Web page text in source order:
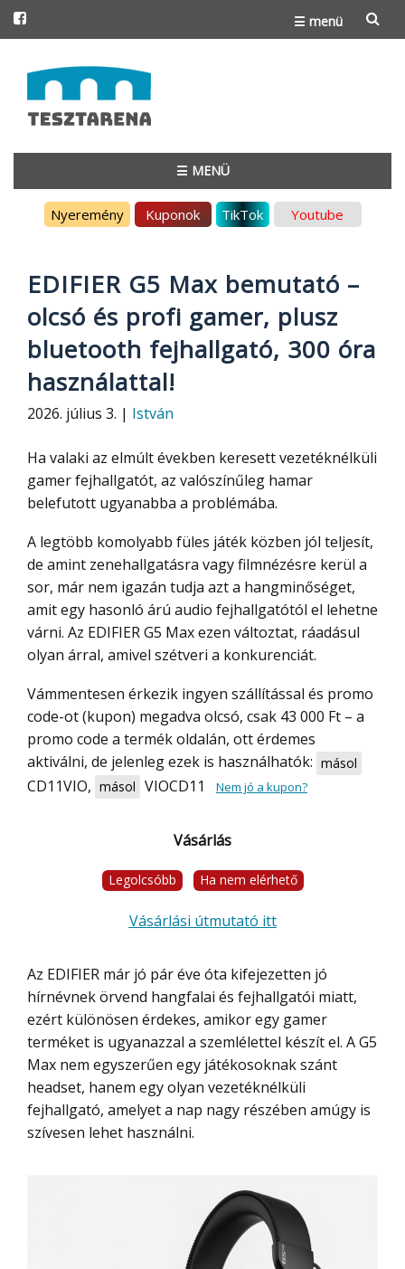
☰ menü
to
content
☰ MENÜ
Nyeremény Kuponok TikTok Youtube
EDIFIER G5 Max bemutató –
olcsó és profi gamer, plusz
bluetooth fejhallgató, 300 óra
használattal!
2026. július 3. | István
Ha valaki az elmúlt években keresett vezetéknélküli
gamer fejhallgatót, az valószínűleg hamar
belefutott ugyanabba a problémába.
A legtöbb komolyabb füles játék közben jól teljesít,
de amint zenehallgatásra vagy filmnézésre kerül a
sor, már nem igazán tudja azt a hangminőséget,
amit egy hasonló árú audio fejhallgatótól el lehetne
várni. Az EDIFIER G5 Max ezen változtat, ráadásul
olyan árral, amivel szétveri a konkurenciát.
Vámmentesen érkezik ingyen szállítással és promo
code-ot (kupon) megadva olcsó, csak 43 000 Ft – a
promo code a termék oldalán, ott érdemes
aktiválni, de jelenleg ezek is használhatók: másol
CD11VIO, másol VIOCD11 Nem jó a kupon?
Vásárlás
Legolcsóbb Ha nem elérhető
Vásárlási útmutató itt
Az EDIFIER már jó pár éve óta kifejezetten jó
hírnévnek örvend hangfalai és fejhallgatói miatt,
ezért különösen érdekes, amikor egy gamer
terméket is ugyanazzal a szemlélettel készít el. A G5
Max nem egyszerűen egy játékosoknak szánt
headset, hanem egy olyan vezetéknélküli
fejhallgató, amelyet a nap nagy részében amúgy is
szívesen lehet használni.